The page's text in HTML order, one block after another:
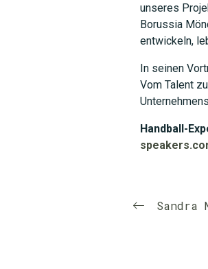
unseres
Borussia
entwickeln,
In seinen
Vom Talent
Handball-
Sandra